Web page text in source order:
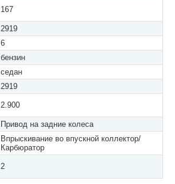
167
2919
6
бензин
седан
2919
2.900
Привод на задние колеса
Впрыскивание во впускной коллектор/
Карбюратор
2